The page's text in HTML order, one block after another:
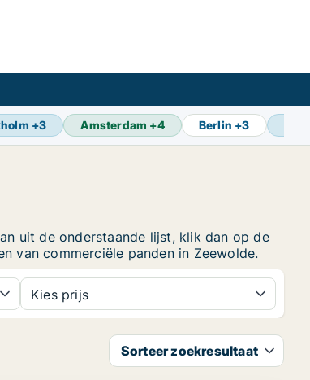
+3 Amsterdam +4 Berlin +3
uit de onderstaande lijst, klik dan op de
van commerciële panden in Zeewolde.
Kies prijs
Sorteer zoekresultaat